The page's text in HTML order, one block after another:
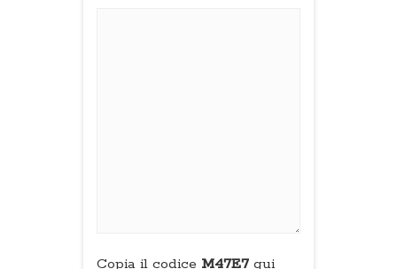
Copia il codice M47E7 qui